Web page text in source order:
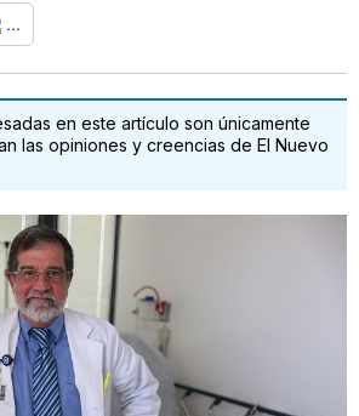
...
en este artículo son únicamente
las opiniones y creencias de El Nuevo